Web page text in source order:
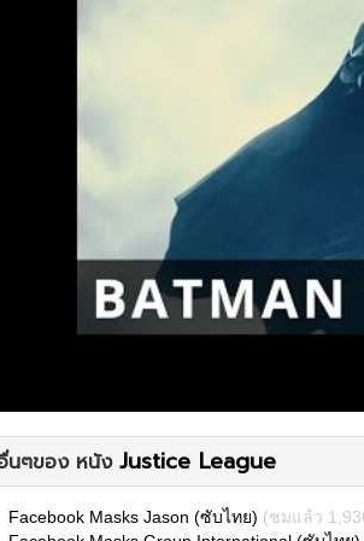
นๆของ หนัง Justice League
Facebook Masks Jason (ซับไทย) (ชมแล้ว